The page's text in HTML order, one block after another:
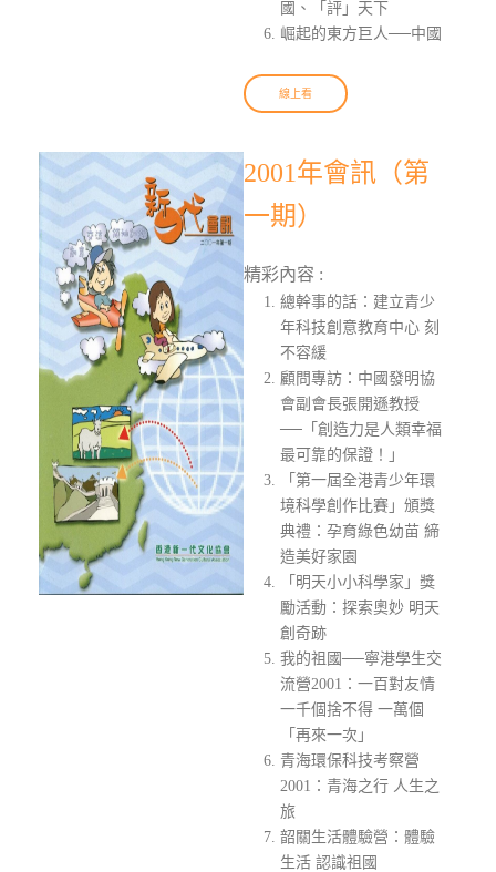
國、「評」天下
崛起的東方巨人──中國
線上看
2001年會訊（第
一期）
精彩內容 :
總幹事的話：建立青少
年科技創意教育中心 刻
不容緩
顧問專訪：中國發明協
會副會長張開遜教授
──「創造力是人類幸福
最可靠的保證！」
「第一屆全港青少年環
境科學創作比賽」頒獎
典禮：孕育綠色幼苗 締
造美好家園
「明天小小科學家」獎
勵活動：探索奧妙 明天
創奇跡
我的祖國──寧港學生交
流營2001：一百對友情
一千個捨不得 一萬個
「再來一次」
青海環保科技考察營
2001：青海之行 人生之
旅
韶關生活體驗營：體驗
生活 認識祖國